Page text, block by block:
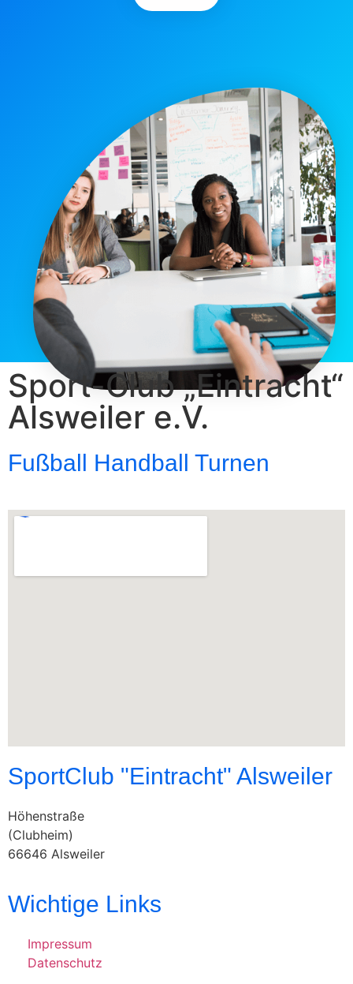
Sport-Club „Eintracht“
Alsweiler e.V.
Fußball Handball Turnen
SportClub "Eintracht" Alsweiler
Höhenstraße
(Clubheim)
66646 Alsweiler
Wichtige Links
Impressum
Datenschutz